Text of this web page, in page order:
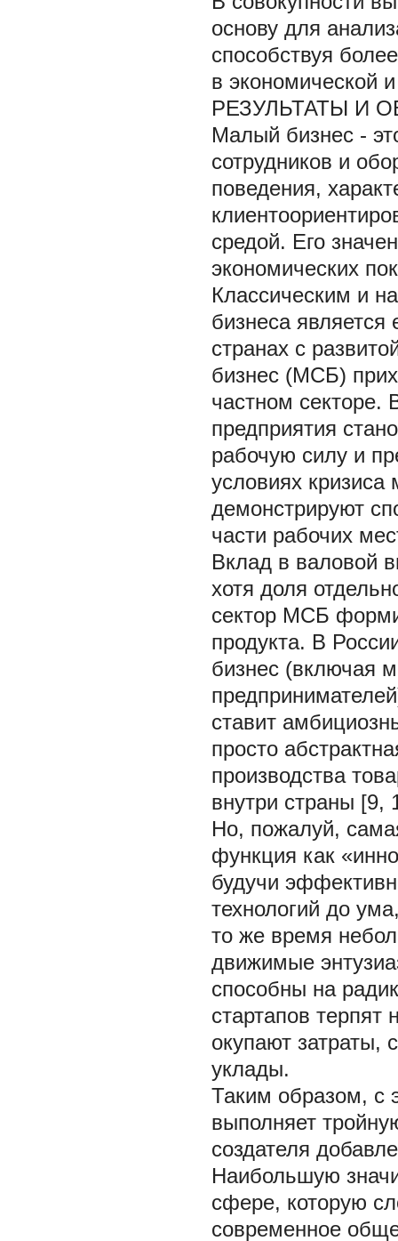
основу для
способствуя
в экономической
РЕЗУЛЬТАТЫ И
Малый бизнес -
сотрудников и
поведения,
средой. Его
экономических
Классическим и
бизнеса является
странах с
бизнес (МСБ)
частном секторе.
предприятия
рабочую силу и
условиях
демонстрируют
части рабочих
Вклад в валовой
хотя доля
сектор МСБ
продукта. В
бизнес (включая
ставит
просто
производства
внутри страны [9,
Но, пожалуй,
функция как
будучи
технологий до
то же время
движимые
способны на
стартапов терпят
окупают затраты,
уклады.
Таким образом, с
выполняет
создателя
Наибольшую
сфере, которую
современное